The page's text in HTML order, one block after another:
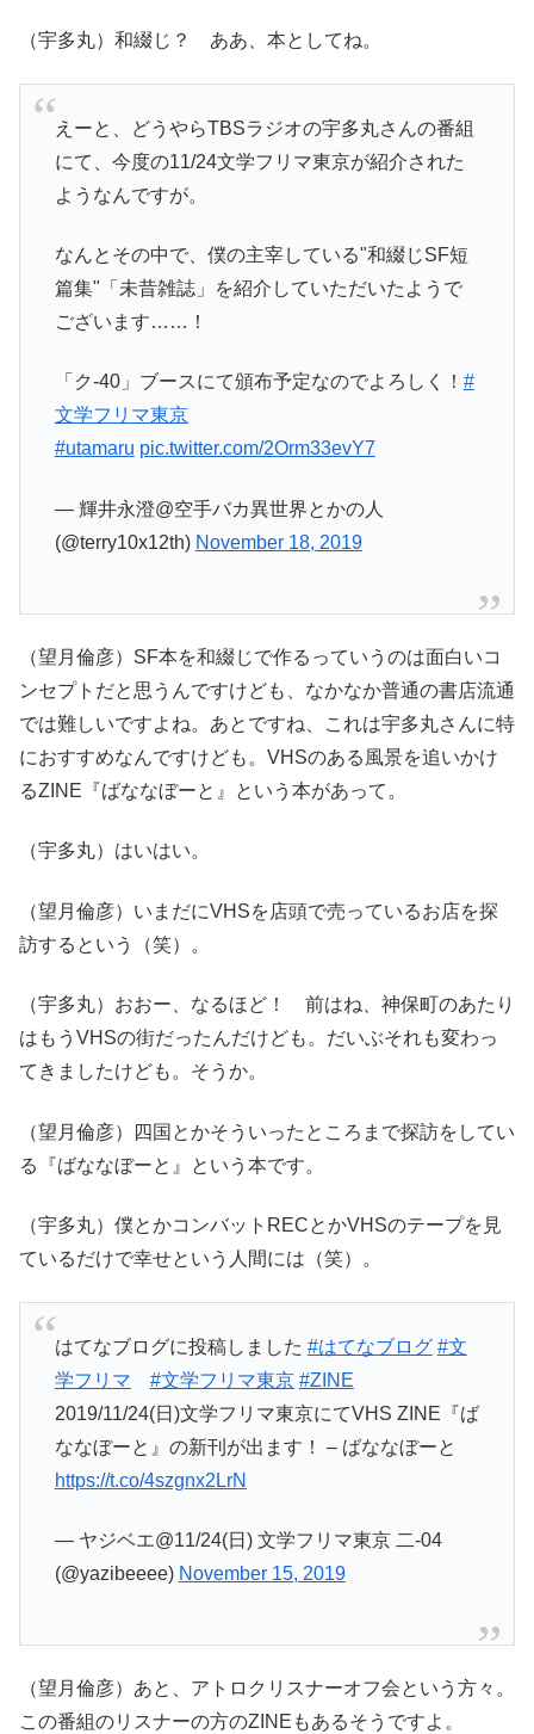
（宇多丸）和綴じ？ ああ、本としてね。
えーと、どうやらTBSラジオの宇多丸さんの番組
にて、今度の11/24文学フリマ東京が紹介された
ようなんですが。
なんとその中で、僕の主宰している"和綴じSF短
篇集"「未昔雑誌」を紹介していただいたようで
ございます……！
「ク-40」ブースにて頒布予定なのでよろしく！ #
文学フリマ東京
#utamaru pic.twitter.com/2Orm33evY7
— 輝井永澄@空手バカ異世界とかの人
(@terry10x12th) November 18, 2019
（望月倫彦）SF本を和綴じで作るっていうのは面白いコ
ンセプトだと思うんですけども、なかなか普通の書店流通
では難しいですよね。あとですね、これは宇多丸さんに特
におすすめなんですけども。VHSのある風景を追いかけ
るZINE『ばななぼーと』という本があって。
（宇多丸）はいはい。
（望月倫彦）いまだにVHSを店頭で売っているお店を探
訪するという（笑）。
（宇多丸）おおー、なるほど！ 前はね、神保町のあたり
はもうVHSの街だったんだけども。だいぶそれも変わっ
てきましたけども。そうか。
（望月倫彦）四国とかそういったところまで探訪をしてい
る『ばななぼーと』という本です。
（宇多丸）僕とかコンバットRECとかVHSのテープを見
ているだけで幸せという人間には（笑）。
はてなブログに投稿しました #はてなブログ #文
学フリマ
#文学フリマ東京 #ZINE
2019/11/24(日)文学フリマ東京にてVHS ZINE『ば
ななぼーと』の新刊が出ます！ – ばななぼーと
https://t.co/4szgnx2LrN
— ヤジベエ@11/24(日) 文学フリマ東京 二-04
(@yazibeeee) November 15, 2019
（望月倫彦）あと、アトロクリスナーオフ会という方々。
この番組のリスナーの方のZINEもあるそうですよ。